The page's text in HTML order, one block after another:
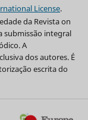
License.
da Revista on
submissão integral
A
dos autores. É
escrita do